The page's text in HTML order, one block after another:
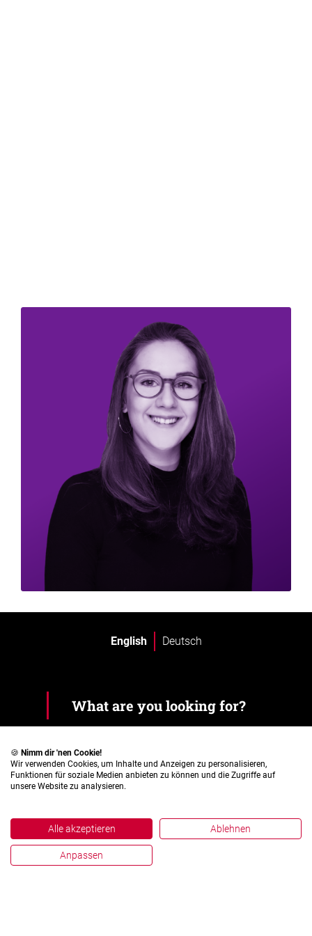
English Deutsch
🍪 Nimm dir 'nen Cookie!
Wir verwenden Cookies, um Inhalte und Anzeigen zu personalisieren,
Funktionen für soziale Medien anbieten zu können und die Zugriffe auf
unsere Website zu analysieren.
Alle akzeptieren Ablehnen
Anpassen